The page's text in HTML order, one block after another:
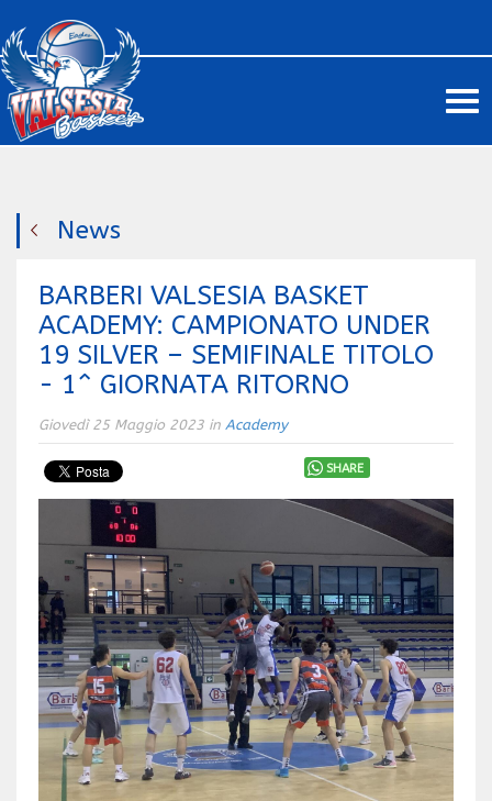
News
BARBERI VALSESIA BASKET
ACADEMY: CAMPIONATO UNDER
19 SILVER – SEMIFINALE TITOLO
- 1^ GIORNATA RITORNO
Giovedì 25 Maggio 2023 in Academy
SHARE